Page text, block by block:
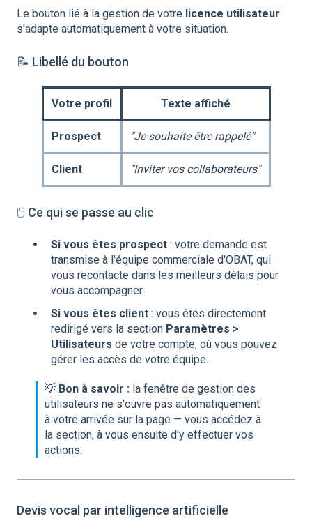
Le bouton lié à la gestion de votre licence utilisateur
s'adapte automatiquement à votre situation.
📝 Libellé du bouton
Votre profil Texte affiché
Prospect "Je souhaite être rappelé"
Client "Inviter vos collaborateurs"
🖱️ Ce qui se passe au clic
Si vous êtes prospect : votre demande est
transmise à l'équipe commerciale d'OBAT, qui
vous recontacte dans les meilleurs délais pour
vous accompagner.
Si vous êtes client : vous êtes directement
redirigé vers la section Paramètres >
Utilisateurs de votre compte, où vous pouvez
gérer les accès de votre équipe.
💡 Bon à savoir : la fenêtre de gestion des
utilisateurs ne s'ouvre pas automatiquement
à votre arrivée sur la page — vous accédez à
la section, à vous ensuite d'y effectuer vos
actions.
Devis vocal par intelligence artificielle